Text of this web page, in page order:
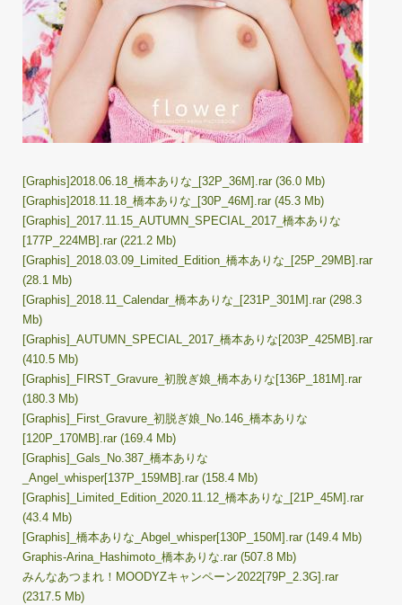
[Graphis]2018.06.18_橋本ありな_[32P_36M].rar (36.0 Mb)
[Graphis]2018.11.18_橋本ありな_[30P_46M].rar (45.3 Mb)
[Graphis]_2017.11.15_AUTUMN_SPECIAL_2017_橋本ありな
[177P_224MB].rar (221.2 Mb)
[Graphis]_2018.03.09_Limited_Edition_橋本ありな_[25P_29MB].rar
(28.1 Mb)
[Graphis]_2018.11_Calendar_橋本ありな_[231P_301M].rar (298.3
Mb)
[Graphis]_AUTUMN_SPECIAL_2017_橋本ありな[203P_425MB].rar
(410.5 Mb)
[Graphis]_FIRST_Gravure_初脫ぎ娘_橋本ありな[136P_181M].rar
(180.3 Mb)
[Graphis]_First_Gravure_初脱ぎ娘_No.146_橋本ありな
[120P_170MB].rar (169.4 Mb)
[Graphis]_Gals_No.387_橋本ありな
_Angel_whisper[137P_159MB].rar (158.4 Mb)
[Graphis]_Limited_Edition_2020.11.12_橋本ありな_[21P_45M].rar
(43.4 Mb)
[Graphis]_橋本ありな_Abgel_whisper[130P_150M].rar (149.4 Mb)
Graphis-Arina_Hashimoto_橋本ありな.rar (507.8 Mb)
みんなあつまれ！MOODYZキャンペーン2022[79P_2.3G].rar
(2317.5 Mb)